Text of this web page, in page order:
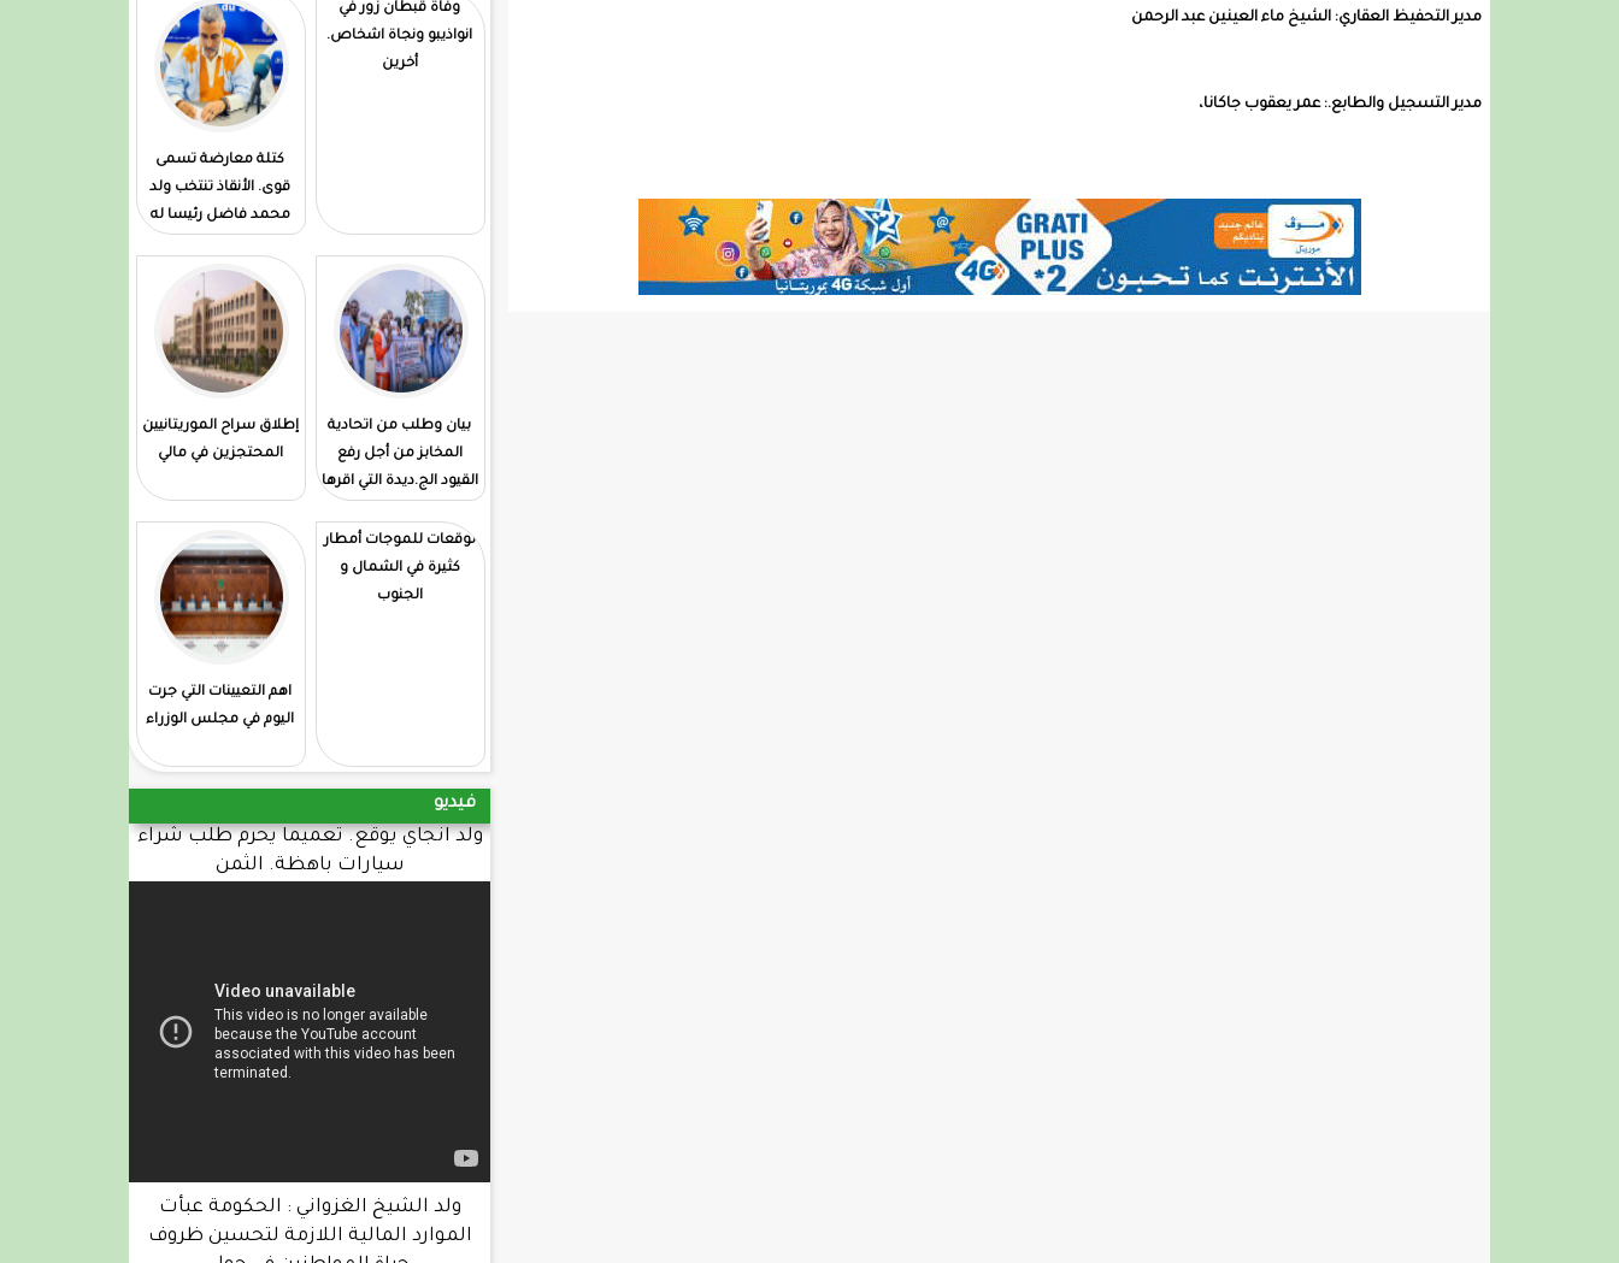
وفاة قبطان زور في
انواذيبو ونجاة اشخاص.
أخرين
كتلة معارضة تسمى
قوى. الأنقاذ تنتخب ولد
محمد فاضل رئيسا له
بيان وطلب من اتحادية
المخابز من أجل رفع
القيود الج.ديدة التي اقرها
إطلاق سراح الموريتانيين
المحتجزين في مالي
توقعات للموجات أمطار
كثيرة في الشمال و
الجنوب
اهم التعيينات التي جرت
اليوم في مجلس الوزراء
فيديو
ولد انجاي يوقع. تعميما يحرم طلب شراء
سيارات باهظة. الثمن
ولد الشيخ الغزواني : الحكومة عبأت
الموارد المالية اللازمة لتحسين ظروف
مدير التحفيظ العقاري: الشيخ ماء العينين عبد الرحمن
مدير التسجيل والطابع.: عمر يعقوب جاكانا،